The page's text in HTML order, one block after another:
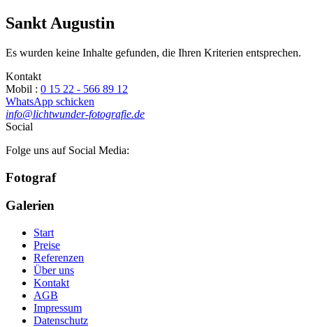
Sankt Augustin
Es wurden keine Inhalte gefunden, die Ihren Kriterien entsprechen.
Kontakt
Mobil : 0 15 22 - 566 89 12
WhatsApp schicken
info@lichtwunder-fotografie.de
Social
Folge uns auf Social Media:
Fotograf
Galerien
Start
Preise
Referenzen
Über uns
Kontakt
AGB
Impressum
Datenschutz